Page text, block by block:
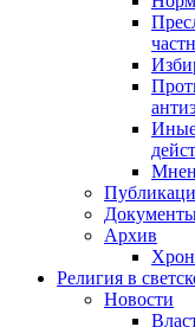
Иные
Архив
Религия в
Новости